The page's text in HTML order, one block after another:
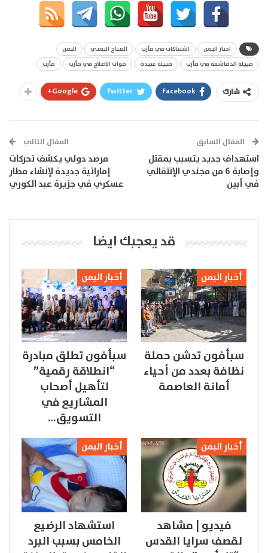
اخبار اليمن اشتباكات في مأرب الصباح اليمني
اليمن
قبيلة الدماشقة في مأرب
قبيلة عبيدة قوات الاصلاح في مأرب مأرب
شارك Facebook
Twitter
Google+
المقال السابق
استهداف جديد يتسبب بمقتل
وإصابة 6 من مجندي الإنتقالي
في أبين
المقال التالي
مرصد دولي يكشف تحركات
إماراتية جديدة لإنشاء مطار
عسكري في جزيرة عبد الكوري
قد يعجبك ايضا
أخبار اليمن
سبأفون تدشن حملة
نظافة بعدد من أحياء
أمانة العاصمة
أخبار اليمن
سبأفون تطلق مبادرة
“انطلاقة رقمية”
لتأهيل أصحاب
المشاريع في
التسويق…
أخبار اليمن
فيديو | مشاهد
لقصف سرايا القدس
أخبار اليمن
استشهاد الرضيع
الخامس بسبب البرد